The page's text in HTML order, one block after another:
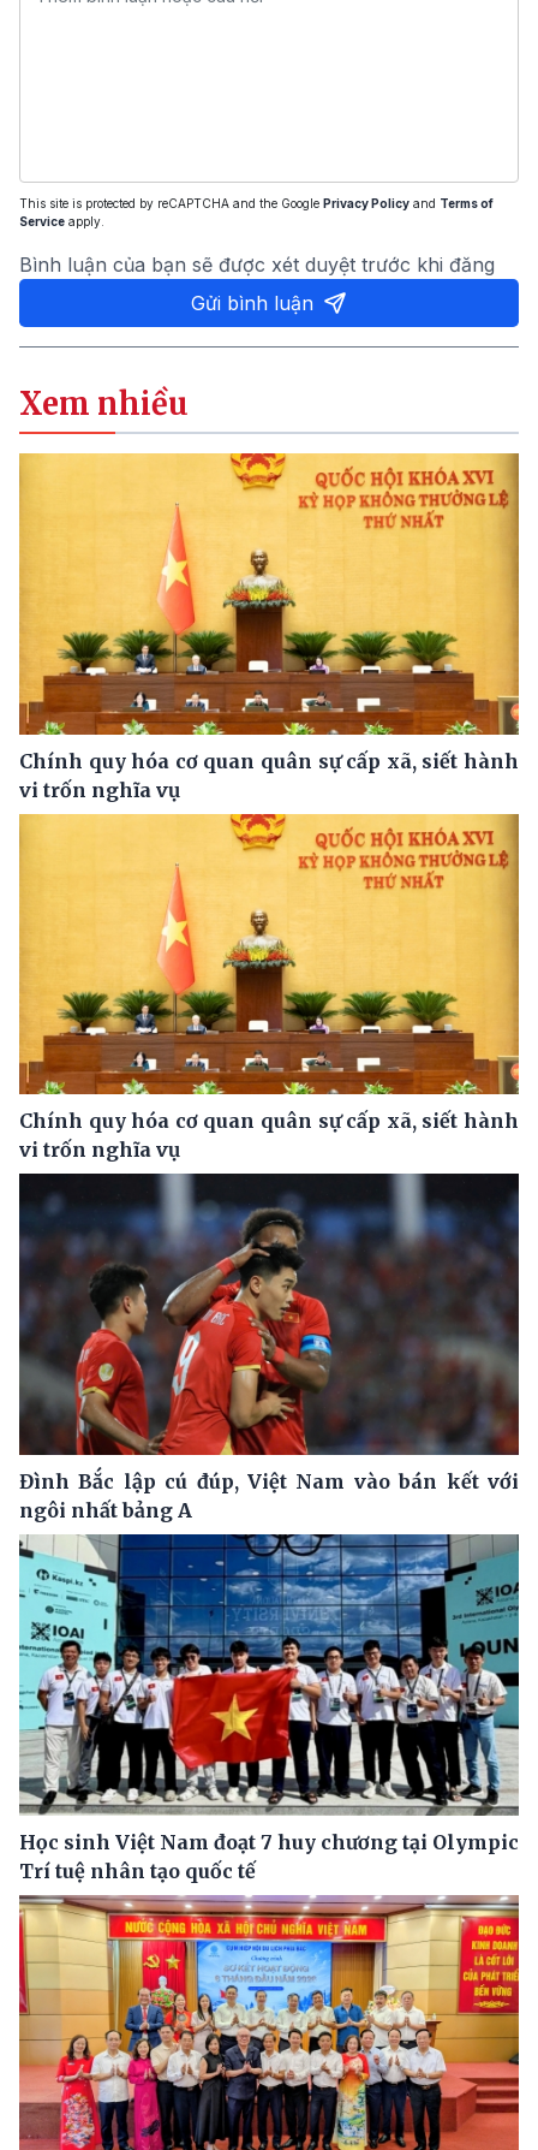
This site is protected by reCAPTCHA and the Google Privacy Policy and Terms of
Service apply.
Bình luận của bạn sẽ được xét duyệt trước khi đăng
Gửi bình luận
Xem nhiều
Chính quy hóa cơ quan quân sự cấp xã, siết hành
vi trốn nghĩa vụ
Chính quy hóa cơ quan quân sự cấp xã, siết hành
vi trốn nghĩa vụ
Đình Bắc lập cú đúp, Việt Nam vào bán kết với
ngôi nhất bảng A
Học sinh Việt Nam đoạt 7 huy chương tại Olympic
Trí tuệ nhân tạo quốc tế